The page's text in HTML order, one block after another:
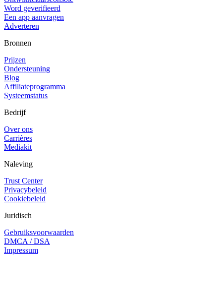
Word geverifieerd
Een app aanvragen
Adverteren
Bronnen
Prijzen
Ondersteuning
Blog
Affiliateprogramma
Systeemstatus
Bedrijf
Over ons
Carrières
Mediakit
Naleving
Trust Center
Privacybeleid
Cookiebeleid
Juridisch
Gebruiksvoorwaarden
DMCA / DSA
Impressum